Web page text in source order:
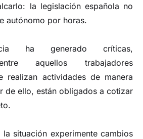
la legislación española no
autónomo por horas.
ha generado críticas,
aquellos trabajadores
realizan actividades de manera
de ello, están obligados a cotizar
situación experimente cambios